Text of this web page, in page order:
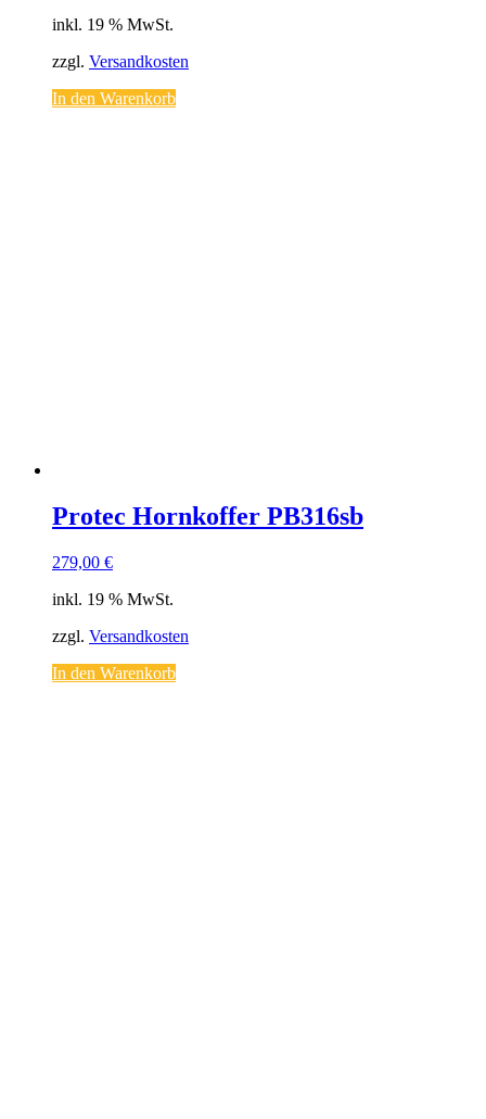
inkl. 19 % MwSt.
zzgl. Versandkosten
In den Warenkorb
Protec Hornkoffer PB316sb
279,00 €
inkl. 19 % MwSt.
zzgl. Versandkosten
In den Warenkorb